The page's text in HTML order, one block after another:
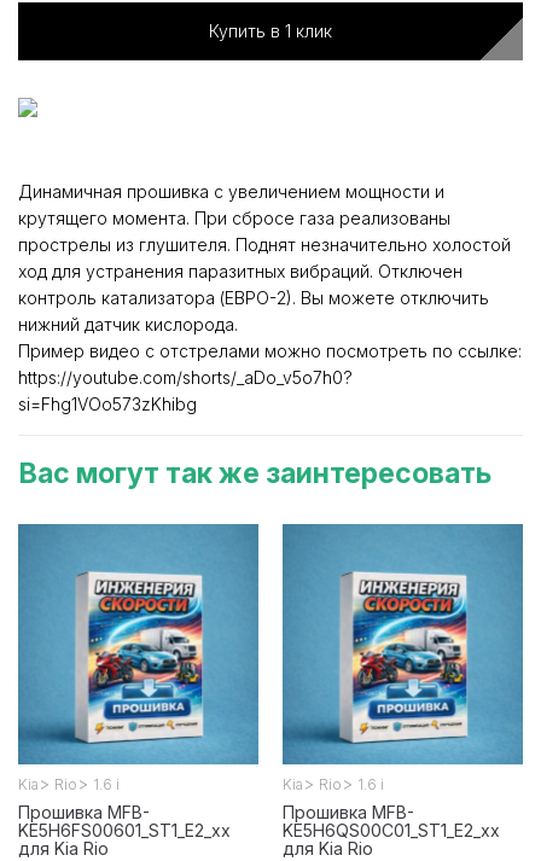
Купить в 1 клик
Динамичная прошивка с увеличением мощности и
крутящего момента. При сбросе газа реализованы
прострелы из глушителя. Поднят незначительно холостой
ход для устранения паразитных вибраций. Отключен
контроль катализатора (ЕВРО-2). Вы можете отключить
нижний датчик кислорода.
Пример видео с отстрелами можно посмотреть по ссылке:
https://youtube.com/shorts/_aDo_v5o7h0?
si=Fhg1VOo573zKhibg
Вас могут так же заинтересовать
Kia > Rio > 1.6 i
Прошивка MFB-
KE5H6FS00601_ST1_E2_xx
для Kia Rio
Kia > Rio > 1.6 i
Прошивка MFB-
KE5H6QS00C01_ST1_E2_xx
для Kia Rio